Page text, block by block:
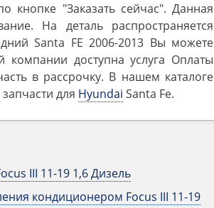
"Заказать сейчас". Данная
На деталь распространяется
Santa FE 2006-2013 Вы можете
доступна услуга Оплаты
в рассрочку. В нашем каталоге
для Hyundai Santa Fe.
III 11-19 1,6 Дизель
кондиционером Focus III 11-19